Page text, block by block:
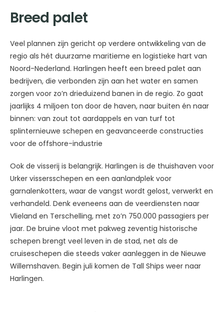
Breed palet
Veel plannen zijn gericht op verdere ontwikkeling van de
regio als hét duurzame maritieme en logistieke hart van
Noord-Nederland. Harlingen heeft een breed palet aan
bedrijven, die verbonden zijn aan het water en samen
zorgen voor zo’n drieduizend banen in de regio. Zo gaat
jaarlijks 4 miljoen ton door de haven, naar buiten én naar
binnen: van zout tot aardappels en van turf tot
splinternieuwe schepen en geavanceerde constructies
voor de offshore-industrie
Ook de visserij is belangrijk. Harlingen is de thuishaven voor
Urker vissersschepen en een aanlandplek voor
garnalenkotters, waar de vangst wordt gelost, verwerkt en
verhandeld. Denk eveneens aan de veerdiensten naar
Vlieland en Terschelling, met zo’n 750.000 passagiers per
jaar. De bruine vloot met pakweg zeventig historische
schepen brengt veel leven in de stad, net als de
cruiseschepen die steeds vaker aanleggen in de Nieuwe
Willemshaven. Begin juli komen de Tall Ships weer naar
Harlingen.